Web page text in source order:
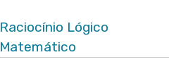
Raciocínio Lógico
Matemático